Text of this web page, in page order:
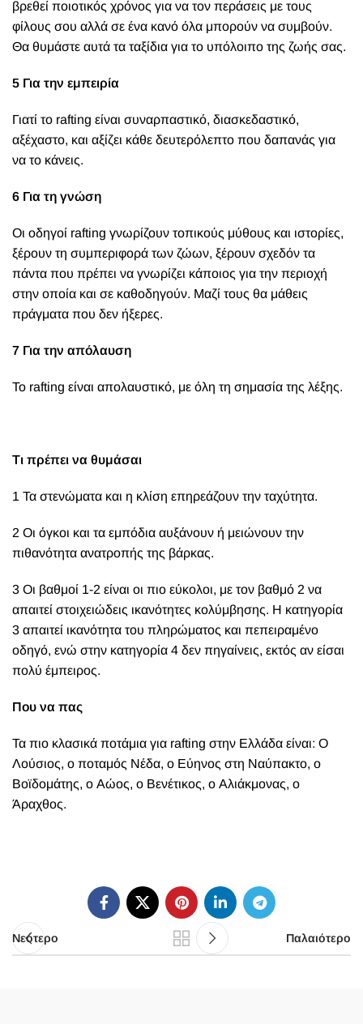
βρεθεί ποιοτικός χρόνος για να τον περάσεις με τους
φίλους σου αλλά σε ένα κανό όλα μπορούν να συμβούν.
Θα θυμάστε αυτά τα ταξίδια για το υπόλοιπο της ζωής σας.
5 Για την εμπειρία
Γιατί το rafting είναι συναρπαστικό, διασκεδαστικό,
αξέχαστο, και αξίζει κάθε δευτερόλεπτο που δαπανάς για
να το κάνεις.
6 Για τη γνώση
Οι οδηγοί rafting γνωρίζουν τοπικούς μύθους και ιστορίες,
ξέρουν τη συμπεριφορά των ζώων, ξέρουν σχεδόν τα
πάντα που πρέπει να γνωρίζει κάποιος για την περιοχή
στην οποία και σε καθοδηγούν. Μαζί τους θα μάθεις
πράγματα που δεν ήξερες.
7 Για την απόλαυση
Το rafting είναι απολαυστικό, με όλη τη σημασία της λέξης.
Τι πρέπει να θυμάσαι
1 Τα στενώματα και η κλίση επηρεάζουν την ταχύτητα.
2 Οι όγκοι και τα εμπόδια αυξάνουν ή μειώνουν την
πιθανότητα ανατροπής της βάρκας.
3 Οι βαθμοί 1-2 είναι οι πιο εύκολοι, με τον βαθμό 2 να
απαιτεί στοιχειώδεις ικανότητες κολύμβησης. Η κατηγορία
3 απαιτεί ικανότητα του πληρώματος και πεπειραμένο
οδηγό, ενώ στην κατηγορία 4 δεν πηγαίνεις, εκτός αν είσαι
πολύ έμπειρος.
Που να πας
Τα πιο κλασικά ποτάμια για rafting στην Ελλάδα είναι: Ο
Λούσιος, ο ποταμός Νέδα, ο Εύηνος στη Ναύπακτο, ο
Βοϊδομάτης, ο Αώος, ο Βενέτικος, ο Αλιάκμονας, ο
Άραχθος.
Νεότερο Παλαιότερο